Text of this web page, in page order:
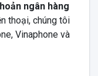
ngân hàng
thoại, chúng tôi
Vinaphone và